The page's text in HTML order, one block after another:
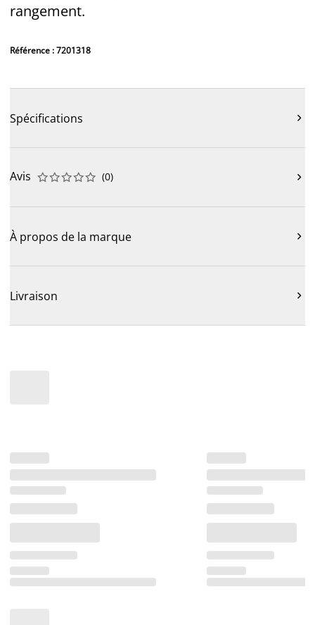
rangement.
Référence : 7201318
Spécifications 
Avis 




 (0) 
À propos de la marque 
Livraison 